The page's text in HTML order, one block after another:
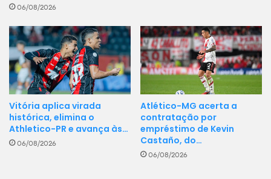
06/08/2026
Vitória aplica virada
histórica, elimina o
Athletico-PR e avança às…
06/08/2026
Atlético-MG acerta a
contratação por
empréstimo de Kevin
Castaño, do…
06/08/2026